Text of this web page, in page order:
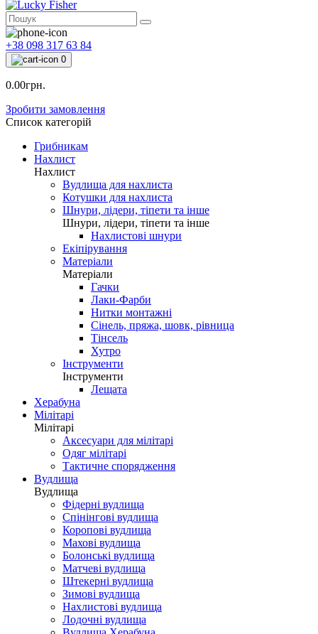
+38 098 317 63 84
0
0.00грн.
Зробити замовлення
Список категорій
Грибникам
Нахлист
Нахлист
Вудлища для нахлиста
Котушки для нахлиста
Шнури, лідери, тіпети та інше
Шнури, лідери, тіпети та інше
Нахлистові шнури
Екіпірування
Матеріали
Матеріали
Гачки
Лаки-Фарби
Нитки монтажні
Сінель, пряжа, шовк, рівница
Тінсель
Хутро
Інструменти
Інструменти
Лещата
Херабуна
Мілітарі
Мілітарі
Аксесуари для мілітарі
Одяг мілітарі
Тактичне спорядження
Вудлища
Вудлища
Фідерні вудлища
Спінінгові вудлища
Коропові вудлища
Махові вудлища
Болонські вудлища
Матчеві вудлища
Штекерні вудлища
Зимові вудлища
Нахлистові вудлища
Лодочні вудлища